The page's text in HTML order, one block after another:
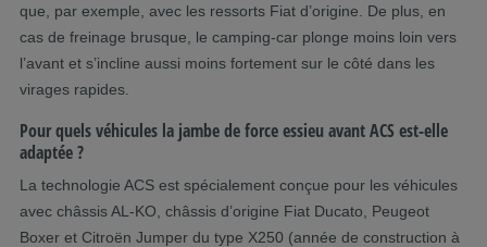
que, par exemple, avec les ressorts Fiat d’origine. De plus, en
cas de freinage brusque, le camping-car plonge moins loin vers
l’avant et s’incline aussi moins fortement sur le côté dans les
virages rapides.
Pour quels véhicules la jambe de force essieu avant ACS est-elle
adaptée ?
La technologie ACS est spécialement conçue pour les véhicules
avec châssis AL-KO, châssis d’origine Fiat Ducato, Peugeot
Boxer et Citroën Jumper du type X250 (année de construction à